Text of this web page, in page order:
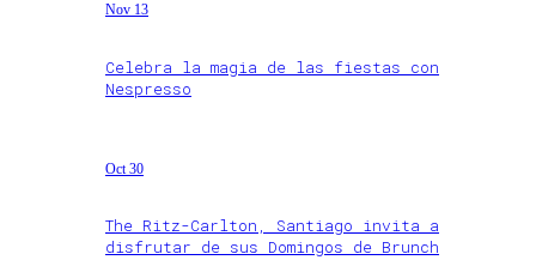
Nov 13
Celebra la magia de las fiestas con
Nespresso
Oct 30
The Ritz-Carlton, Santiago invita a
disfrutar de sus Domingos de Brunch